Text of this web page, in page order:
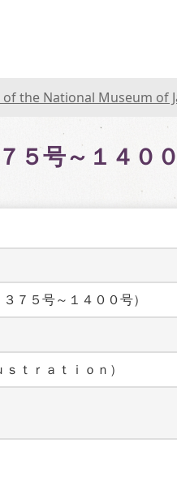
the National Museum of
号～１４００
７５号～１４００号）
ｔｒａｔｉｏｎ）